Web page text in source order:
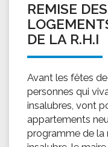
REMISE
DE LA R.H.I
Avant les fêtes
personnes qui
insalubres, vont
appartements
programme de la